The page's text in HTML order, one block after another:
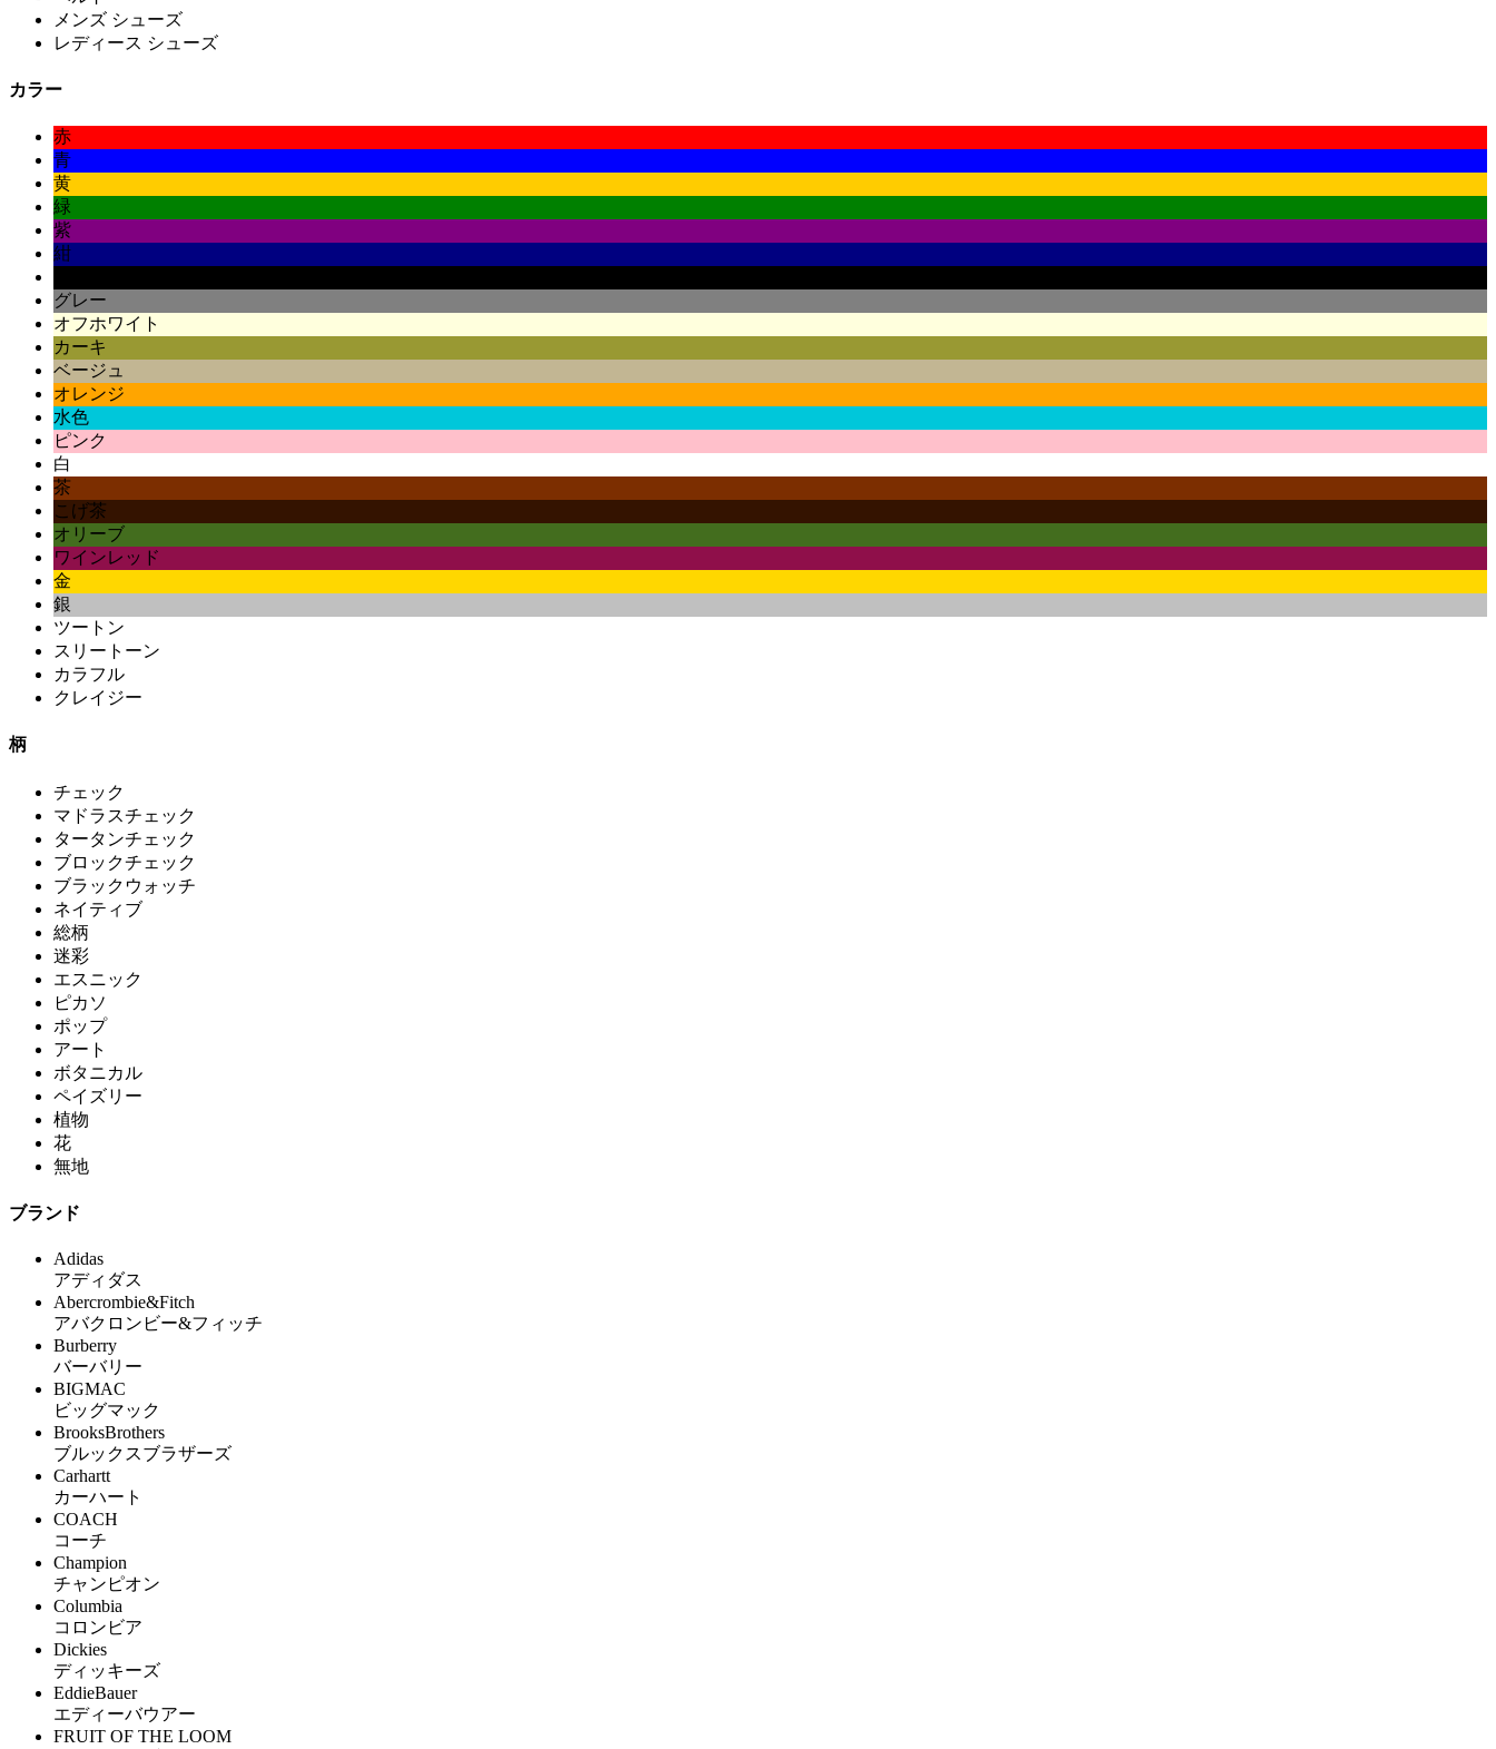
メンズ シューズ
レディース シューズ
カラー
赤
青
黄
緑
紫
紺
グレー
オフホワイト
カーキ
ベージュ
オレンジ
水色
ピンク
白
茶
こげ茶
オリーブ
ワインレッド
金
銀
ツートン
スリートーン
カラフル
クレイジー
柄
チェック
マドラスチェック
タータンチェック
ブロックチェック
ブラックウォッチ
ネイティブ
総柄
迷彩
エスニック
ピカソ
ポップ
アート
ボタニカル
ペイズリー
植物
花
無地
ブランド
Adidas
アディダス
Abercrombie&Fitch
アバクロンビー&フィッチ
Burberry
バーバリー
BIGMAC
ビッグマック
BrooksBrothers
ブルックスブラザーズ
Carhartt
カーハート
COACH
コーチ
Champion
チャンピオン
Columbia
コロンビア
Dickies
ディッキーズ
EddieBauer
エディーバウアー
FRUIT OF THE LOOM